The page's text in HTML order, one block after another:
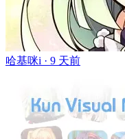
哈基咪i · 9 天前